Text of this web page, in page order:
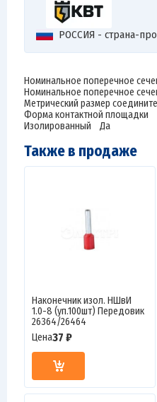
РОССИЯ - страна-
Номинальное поперечное
Номинальное поперечное
Метрический размер
Форма контактной площадки
Изолированный Да
Также в продаже
Наконечник изол. НШвИ
1.0-8 (уп.100шт) Передовик
26364/26464
Цена37 ₽